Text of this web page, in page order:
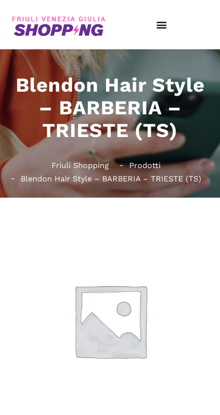
Blendon Hair Style
– BARBERIA –
TRIESTE (TS)
Friuli Shopping
Prodotti
Blendon Hair Style – BARBERIA – TRIESTE (TS)